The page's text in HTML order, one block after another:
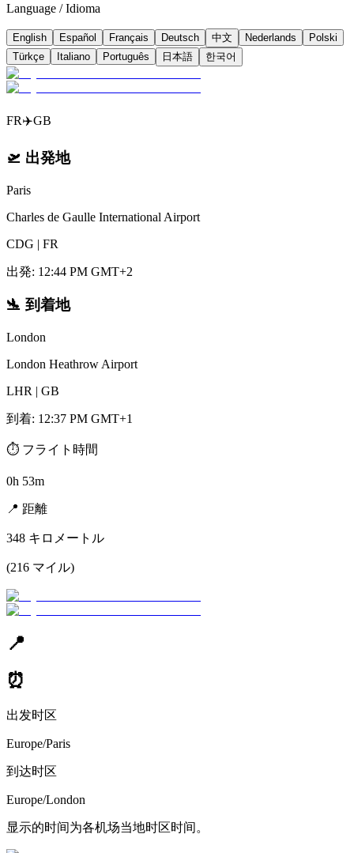
Language / Idioma
English Español Français Deutsch 中文 Nederlands
Polski
Türkçe
Italiano Português 日本語 한국어
FR✈️GB
🛫 出発地
Paris
Charles de Gaulle International Airport
CDG | FR
出発: 12:44 PM GMT+2
🛬 到着地
London
London Heathrow Airport
LHR | GB
到着: 12:37 PM GMT+1
⏱️ フライト時間
0h 53m
📍 距離
348 キロメートル
(216 マイル)
📍
⏰
出发时区
Europe/Paris
到达时区
Europe/London
显示的时间为各机场当地时区时间。